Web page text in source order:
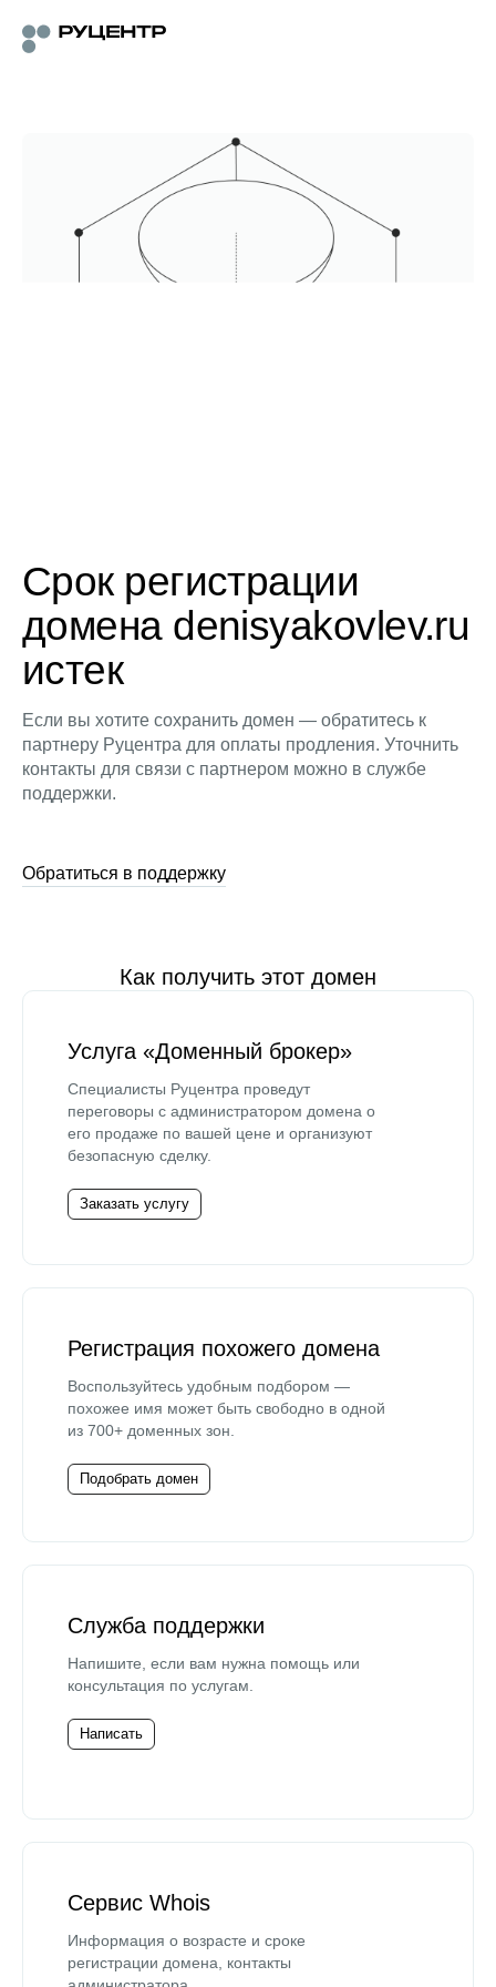
Срок регистрации
домена denisyakovlev.ru
истек
Если вы хотите сохранить домен — обратитесь к
партнеру Руцентра для оплаты продления. Уточнить
контакты для связи с партнером можно в службе
поддержки.
Обратиться в поддержку
Как получить этот домен
Услуга «Доменный брокер»
Специалисты Руцентра проведут
переговоры с администратором домена о
его продаже по вашей цене и организуют
безопасную сделку.
Заказать услугу
Регистрация похожего домена
Воспользуйтесь удобным подбором —
похожее имя может быть свободно в одной
из 700+ доменных зон.
Подобрать домен
Служба поддержки
Напишите, если вам нужна помощь или
консультация по услугам.
Написать
Сервис Whois
Информация о возрасте и сроке
регистрации домена, контакты